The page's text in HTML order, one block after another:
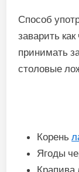
Способ
заварить
принимать
столовые
Корень
Ягоды
Крапива